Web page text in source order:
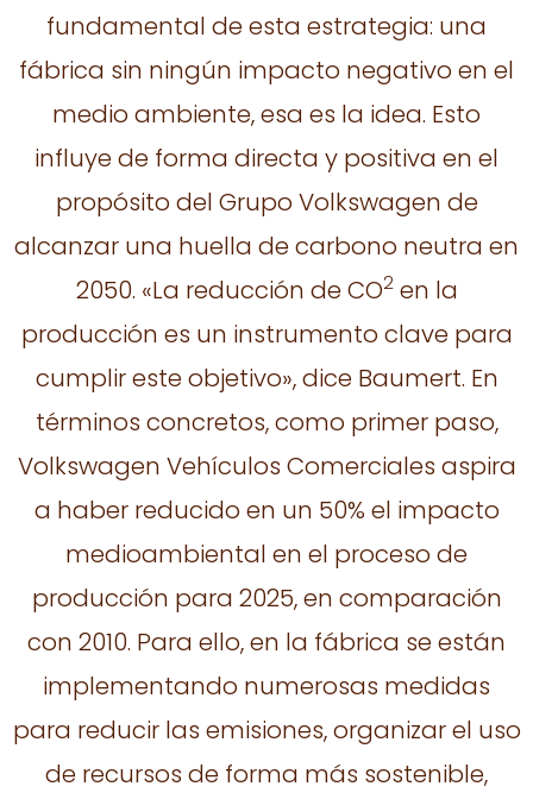
fundamental de esta estrategia: una
fábrica sin ningún impacto negativo en el
medio ambiente, esa es la idea. Esto
influye de forma directa y positiva en el
propósito del Grupo Volkswagen de
alcanzar una huella de carbono neutra en
2050. «La reducción de CO2en la
producción es un instrumento clave para
cumplir este objetivo», dice Baumert. En
términos concretos, como primer paso,
Volkswagen Vehículos Comerciales aspira
a haber reducido en un 50% el impacto
medioambiental en el proceso de
producción para 2025, en comparación
con 2010. Para ello, en la fábrica se están
implementando numerosas medidas
para reducir las emisiones, organizar el uso
de recursos de forma más sostenible,